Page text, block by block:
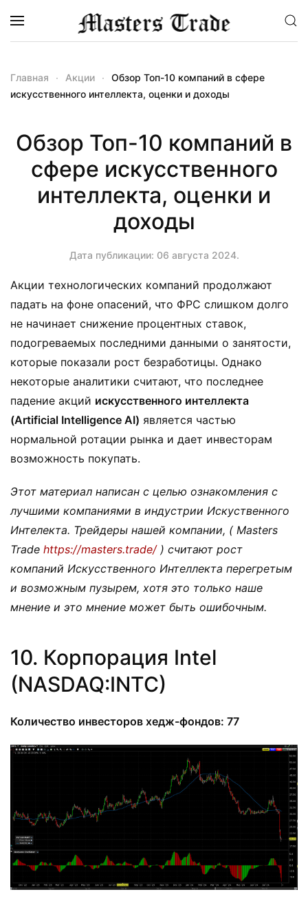
Перейти к содержимому
Главная Акции
Обзор Топ-10 компаний в сфере
искусственного интеллекта, оценки и доходы
Обзор Топ-10 компаний в
сфере искусственного
интеллекта, оценки и
доходы
Дата публикации: 06 августа 2024.
Акции технологических компаний продолжают
падать на фоне опасений, что ФРС слишком долго
не начинает снижение процентных ставок,
подогреваемых последними данными о занятости,
которые показали рост безработицы. Однако
некоторые аналитики считают, что последнее
падение акций искусственного интеллекта
(Artificial Intelligence AI) является частью
нормальной ротации рынка и дает инвесторам
возможность покупать.
Этот материал написан с целью ознакомления с
лучшими компаниями в индустрии Искуственного
Интелекта. Трейдеры нашей компании, ( Masters
Trade https://masters.trade/) считают рост
компаний Искусственного Интеллекта перегретым
и возможным пузырем, хотя это только наше
мнение и это мнение может быть ошибочным.
10. Корпорация Intel
(NASDAQ:INTC)
Количество инвесторов хедж-фондов: 77